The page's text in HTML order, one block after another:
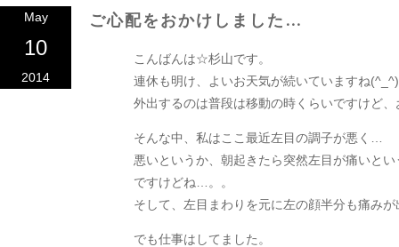
ご心配をおかけしました…
May
10
2014
こんばんは☆杉山です。
連休も明け、よいお天気が続いていますね(^_^)
外出するのは普段は移動の時くらいですけど
そんな中、私はここ最近左目の調子が悪く…
悪いというか、朝起きたら突然左目が痛いと
ですけどね…。。
そして、左目まわりを元に左の顔半分も痛み
でも仕事はしてました。